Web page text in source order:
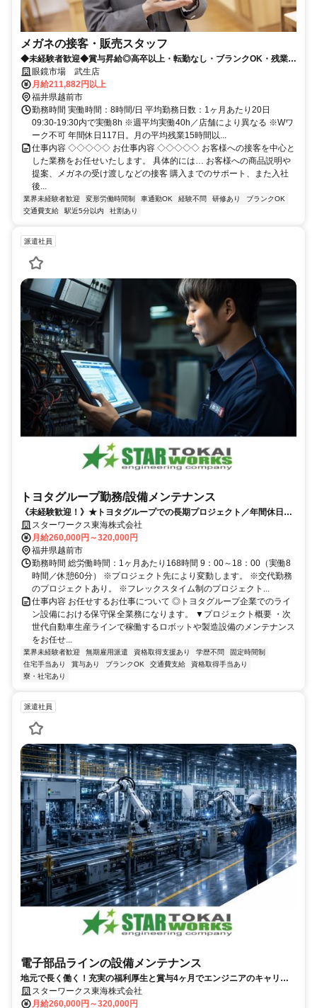
メガネの接客・販売スタッフ
◆未経験者歓迎◆賞与昇給◎高卒以上・転勤なし・ブランクOK・残業少
なめ・業界No1！
眼鏡市場 武生店
月給211,882円以上
福井県越前市
勤務時間 実働時間：8時間/日 平均勤務日数：1ヶ月あたり20日
09:30-19:30内で実働8h ※週平均実働40h／店舗により異なる ※Wワ
ーク不可 年間休日117日。月の平均残業15時間以...
仕事内容 ◇◇◇◇◇ お仕事内容 ◇◇◇◇◇ お客様への接客を中心と
した業務をお任せいたします。 具体的には… お客様への商品説明や
提案、メガネの受け渡しなどの接客 購入までのサポート、また入社
後...
業界未経験者歓迎 変形労働時間制 車通勤OK 経験不問 研修あり
ブランクOK
交通費支給
駅近5分以内 社割あり
派遣社員
トヨタグループ勤務/設備メンテナンス
《未経験歓迎！》★トヨタグループでの長期プロジェクト／年間休日
120日以上
スターワークス東海株式会社
月給260,000円～320,000円
福井県越前市
勤務時間 総労働時間：1ヶ月あたり168時間 9：00～18：00（実働8
時間／休憩60分） ※プロジェクト先により変動します。 ※交代勤務
のプロジェクトあり。 ※フレックスタイム制のプロジェクト...
仕事内容 お任せするお仕事について ◎トヨタグループ企業でのライ
ン設備における保守保全業務になります。 ▼プロジェクト概要 ・次
世代自動車生産ラインで稼働するロボットや製造設備のメンテナンス
をお任せ...
業界未経験者歓迎 無期雇用派遣 資格取得支援あり 学歴不問
固定時間制
住宅手当あり
賞与あり ブランクOK 交通費支給
資格取得手当あり
寮・社宅あり
派遣社員
電子部品ラインの設備メンテナンス
地元で長く働く！充実の福利厚生と賞与4ヶ月でエンジニアのキャリア
を応援／年間休日120日
スターワークス東海株式会社
月給260,000円～320,000円